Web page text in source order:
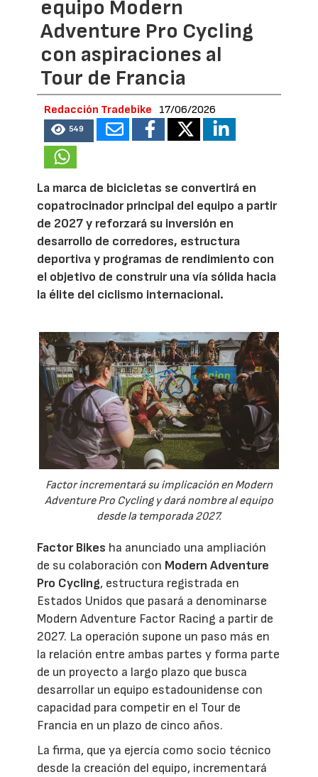
equipo Modern
Adventure Pro Cycling
con aspiraciones al
Tour de Francia
Redacción Tradebike 17/06/2026
549
La marca de bicicletas se convertirá en
copatrocinador principal del equipo a partir
de 2027 y reforzará su inversión en
desarrollo de corredores, estructura
deportiva y programas de rendimiento con
el objetivo de construir una vía sólida hacia
la élite del ciclismo internacional.
Factor incrementará su implicación en Modern
Adventure Pro Cycling y dará nombre al equipo
desde la temporada 2027.
Factor Bikes ha anunciado una ampliación
de su colaboración con Modern Adventure
Pro Cycling, estructura registrada en
Estados Unidos que pasará a denominarse
Modern Adventure Factor Racing a partir de
2027. La operación supone un paso más en
la relación entre ambas partes y forma parte
de un proyecto a largo plazo que busca
desarrollar un equipo estadounidense con
capacidad para competir en el Tour de
Francia en un plazo de cinco años.
La firma, que ya ejercía como socio técnico
desde la creación del equipo, incrementará